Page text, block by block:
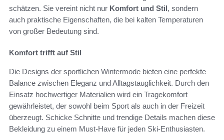
schätzen. Sie vereint nicht nur Komfort und Stil, sondern
auch praktische Eigenschaften, die bei kalten Temperaturen
von großer Bedeutung sind.
Komfort trifft auf Stil
Die Designs der sportlichen Wintermode bieten eine perfekte
Balance zwischen Eleganz und Alltagstauglichkeit. Durch den
Einsatz hochwertiger Materialien wird ein Tragekomfort
gewährleistet, der sowohl beim Sport als auch in der Freizeit
überzeugt. Schicke Schnitte und trendige Details machen diese
Bekleidung zu einem Must-Have für jeden Ski-Enthusiasten.